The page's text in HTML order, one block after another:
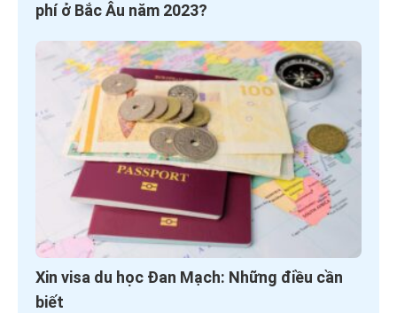
phí ở Bắc Âu năm 2023?
Xin visa du học Đan Mạch: Những điều cần
biết